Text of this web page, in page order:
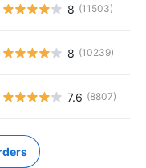
8 (11503)
8 (10239)
7.6 (8807)